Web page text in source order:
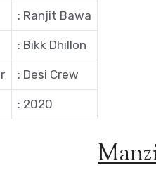
: Ranjit Bawa
: Bikk Dhillon
: Desi Crew
: 2020